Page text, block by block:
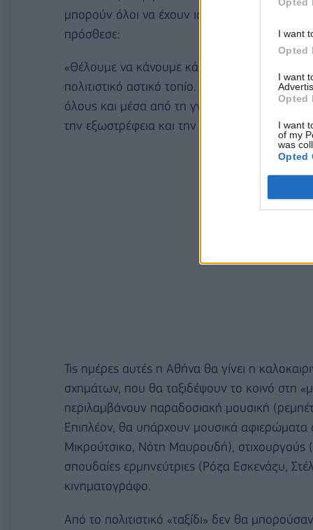
I want
Opted
I want
Opted
I want
of my
was
Opted
μπορούν όλοι να έχουν ισότιμα ελεύθερη
πρόσθεσε:
«Θέλουμε να κάνουμε κάθε γειτονιά της
πολιτιστικό αστικό τοπίο. Θέλουμε τα Μουσεία
όλους και μέσα από τη γνώση, την
την εξωστρέφεια και την ανάπτυξη σταθερών
Τις ημέρες αυτές η Αθήνα θα γίνει η
σχημάτων, που θα ταξιδέψουν το κοινό στη
περιλαμβάνουν παραδοσιακή μουσική
Επιπλέον, θα υπάρχουν μουσικά αφιερώματα
Μικρούτσικο, Νότη Μαυρουδή),
σπουδαίες ερμηνεύτριες (Ρόζα Εσκενάζυ,
κινηματογράφο.
Από το πολιτιστικό «ταξίδι» δεν θα